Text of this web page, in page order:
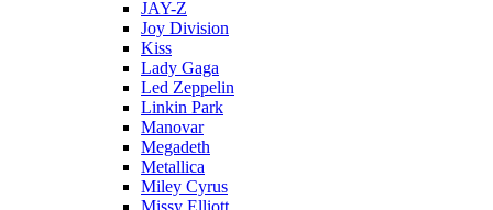
JAY-Z
Joy Division
Kiss
Lady Gaga
Led Zeppelin
Linkin Park
Manovar
Megadeth
Metallica
Miley Cyrus
Missy Elliott